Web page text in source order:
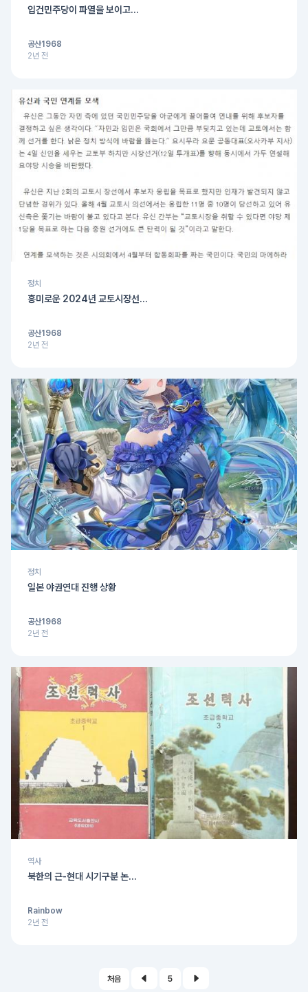
입건민주당이 파열을 보이고...
공산1968
2년 전
정치
흥미로운 2024년 교토시장선...
공산1968
2년 전
정치
일본 야권연대 진행 상황
공산1968
2년 전
역사
북한의 근-현대 시기구분 논...
Rainbow
2년 전
처음 5